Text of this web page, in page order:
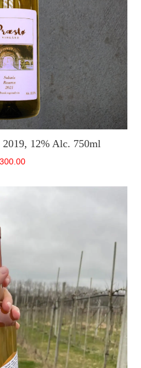
12% Alc. 750ml
300.00